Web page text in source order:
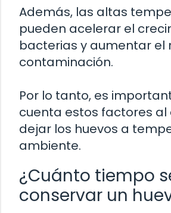
Además, las altas
pueden acelerar el
bacterias y aumentar el
contaminación.
Por lo tanto, es
cuenta estos factores al
dejar los huevos a
ambiente.
¿Cuánto tiempo
conservar un